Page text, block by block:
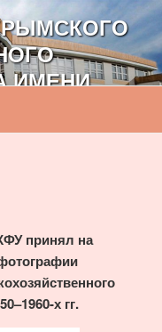
ИМЕНИ
принял на
х гг.